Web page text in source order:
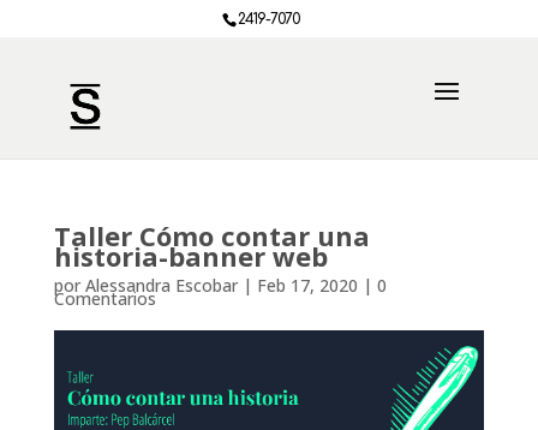
2419-7070
Taller Cómo contar una
historia-banner web
por Alessandra Escobar| Feb 17, 2020 | 0
Comentarios